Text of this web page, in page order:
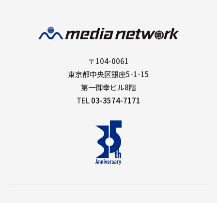
〒104-0061
東京都中央区銀座5-1-15
第一御幸ビル8階
TEL03-3574-7171